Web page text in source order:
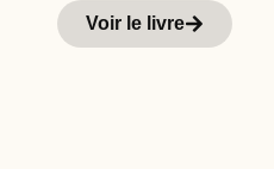
Voir le livre